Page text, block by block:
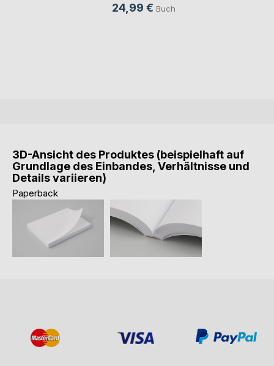
24,99 € Buch
3D-Ansicht des Produktes (beispielhaft auf
Grundlage des Einbandes, Verhältnisse und
Details variieren)
Paperback